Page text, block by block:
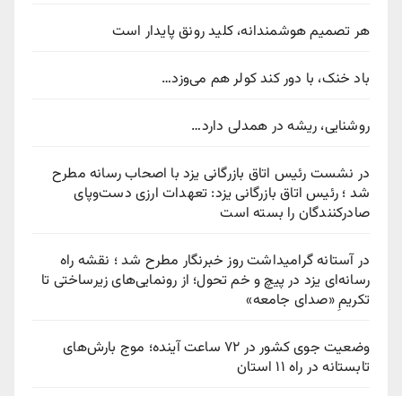
هر تصمیم هوشمندانه، کلید رونق پایدار است
باد خنک، با دور کند کولر هم می‌وزد…
روشنایی، ریشه در همدلی دارد…
در نشست رئیس اتاق بازرگانی یزد با اصحاب رسانه مطرح
شد ؛ رئیس اتاق بازرگانی یزد: تعهدات ارزی دست‌وپای
صادرکنندگان را بسته است
در آستانه گرامیداشت روز خبرنگار مطرح شد ؛ نقشه راه
رسانه‌ای یزد در پیچ‌ و خم تحول؛ از رونمایی‌های زیرساختی تا
تکریمِ «صدای جامعه»
وضعیت جوی کشور در ۷۲ ساعت آینده؛ موج بارش‌های
تابستانه در راه ۱۱ استان